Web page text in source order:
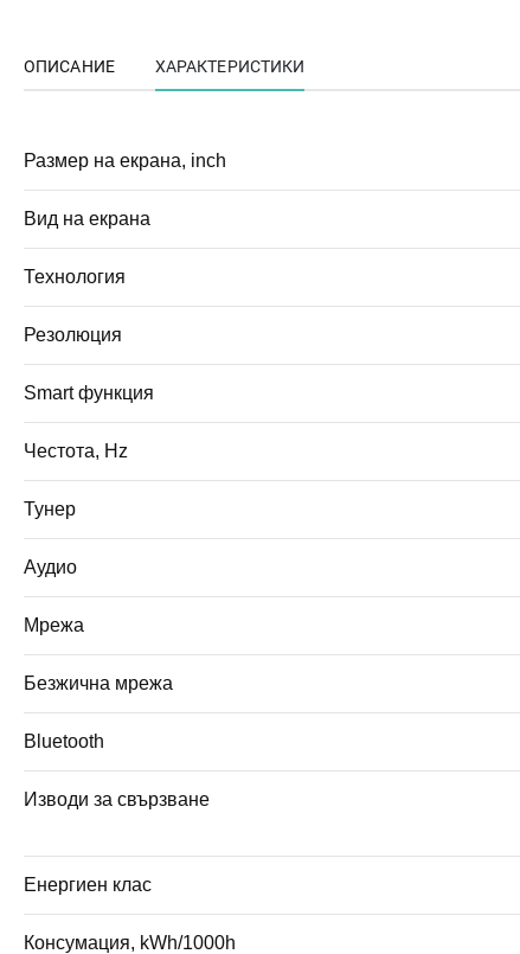
ОПИСАНИЕ ХАРАКТЕРИСТИКИ
Размер на екрана, inch
Вид на екрана
Технология
Резолюция
Smart функция
Честота, Hz
Тунер
Аудио
Мрежа
Безжична мрежа
Bluetooth
Изводи за свързване
Енергиен клас
Консумация, kWh/1000h